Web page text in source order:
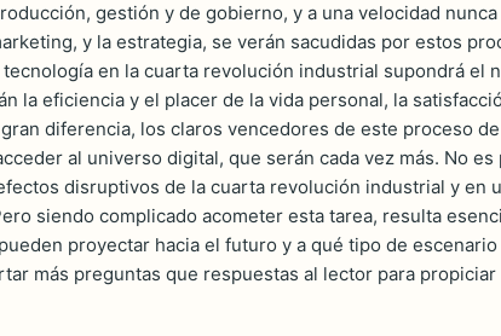
gestión y de gobierno, y a una velocidad
y la estrategia, se verán sacudidas por estos
en la cuarta revolución industrial supondrá el
la eficiencia y el placer de la vida personal, la
diferencia, los claros vencedores de este proceso
al universo digital, que serán cada vez más. No
disruptivos de la cuarta revolución industrial y en
siendo complicado acometer esta tarea, resulta
proyectar hacia el futuro y a qué tipo de
más preguntas que respuestas al lector para